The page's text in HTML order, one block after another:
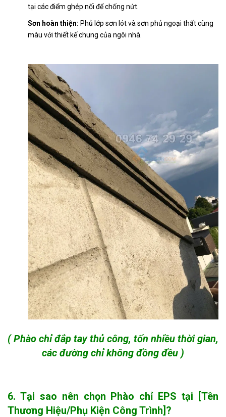
tại các điểm ghép nối để chống nứt.
Sơn hoàn thiện: Phủ lớp sơn lót và sơn phủ ngoại thất cùng
màu với thiết kế chung của ngôi nhà.
( Phào chỉ đắp tay thủ công, tốn nhiều thời gian,
các đường chỉ không đồng đều )
6. Tại sao nên chọn Phào chỉ EPS tại [Tên
Thương Hiệu/Phụ Kiện Công Trình]?